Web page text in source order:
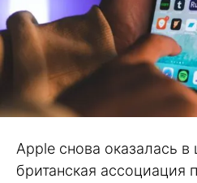
Apple снова оказалась
британская ассоциация